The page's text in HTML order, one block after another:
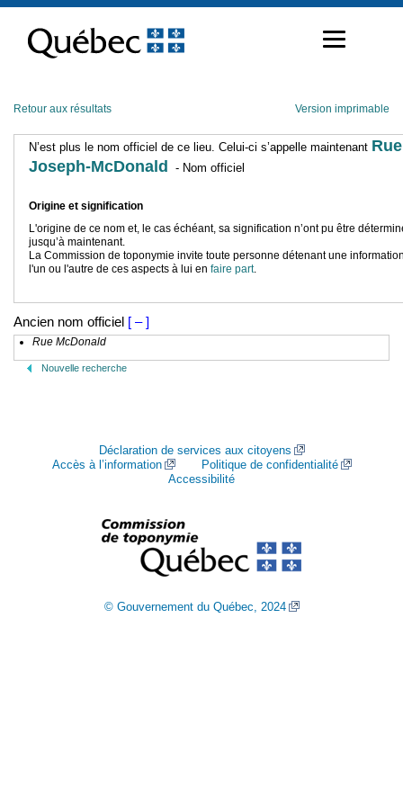
contenu
Retour aux résultats Version imprimable
N’est plus le nom officiel de ce lieu. Celui-ci s’appelle maintenant Rue
Joseph-McDonald
- Nom officiel
Origine et signification
L'origine de ce nom et, le cas échéant, sa signification n’ont pu être
jusqu’à maintenant.
La Commission de toponymie invite toute personne détenant une
l'un ou l'autre de ces aspects à lui en faire part.
Ancien nom officiel [ – ]
Rue McDonald
Nouvelle recherche
Déclaration de services aux citoyens
Accès à l’information
Politique de confidentialité
Accessibilité
© Gouvernement du Québec, 2024